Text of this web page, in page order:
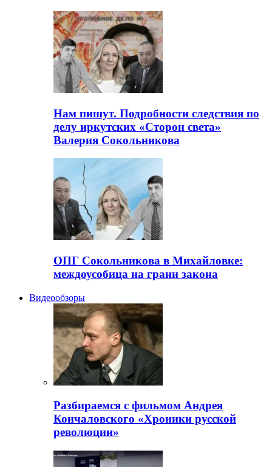
Нам пишут. Подробности следствия по
делу иркутских «Сторон света»
Валерия Сокольникова
ОПГ Сокольникова в Михайловке:
междоусобица на грани закона
Видеообзоры
Разбираемся с фильмом Андрея
Кончаловского «Хроники русской
революции»